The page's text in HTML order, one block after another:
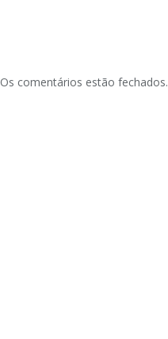
Os comentários estão fechados.